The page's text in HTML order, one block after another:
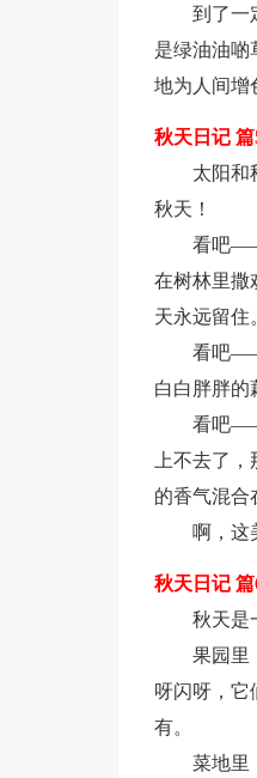
到了一
是绿油油啲
地为人间增
秋天日记 篇
太阳和
秋天！
看吧
在树林里撒
天永远留住。
看吧
白白胖胖的
看吧
上不去了
的香气混合
啊，这
秋天日记 篇
秋天是
果园里
呀闪呀，它
有。
菜地里